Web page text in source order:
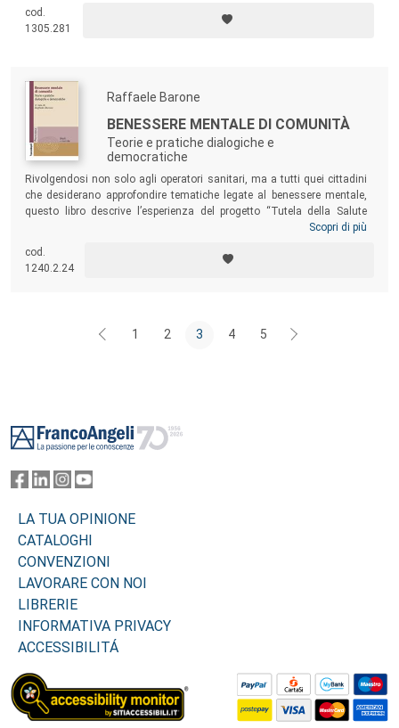
Che materiali posso proporgli? Come posso sostenere il suo cammino
di crescita nel modo più adeguato?
cod.
1305.281
Raffaele Barone
BENESSERE MENTALE DI COMUNITÀ
Teorie e pratiche dialogiche e
democratiche
Rivolgendosi non solo agli operatori sanitari, ma a tutti quei cittadini
che desiderano approfondire tematiche legate al benessere mentale,
questo libro descrive l’esperienza del progetto “Tutela della Salute
Mentale in Età Adulta” (TSMEA), realizzato presso l’Azienda Sanitaria
dialogici e democratici. Il testo approfondisce i temi della formazione
continua e dell’inclusione sociale e lavorativa, secondo le più attuali
Scopri di più
cod.
1240.2.24
1 2 3 4 5
LA TUA OPINIONE
CATALOGHI
CONVENZIONI
LAVORARE CON NOI
LIBRERIE
INFORMATIVA PRIVACY
ACCESSIBILITÁ